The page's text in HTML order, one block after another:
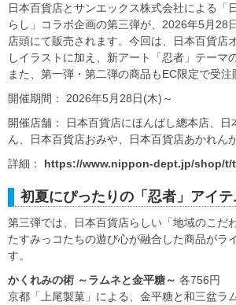
日本百貨店とサンエックス株式会社による「
らし」コラボ企画の第三弾が、2026年5月28
店頭にて販売されます。今回は、日本百貨店
しイラストに加え、新アート「忍者」テーマ
また、第一弾・第二弾の商品もEC限定で受注
開催期間： 2026年5月28日(木)～
開催店舗： 日本百貨店にほんばし總本店、
ん、日本百貨店おみや、日本百貨店あかれん
詳細： https://www.nippon-dept.jp/shop/t/
初夏にぴったりの「忍者」アイ
第三弾では、日本百貨店らしい「地域のこだ
たすみっコたちの遊び心が融合した商品がラ
す。
かくれみの術 ～ラムネと金平糖～ 各756円
京都「上尾製菓」による、金平糖と和三盆ラ